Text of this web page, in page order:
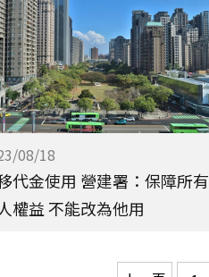
08/18
代金使用 營建署：保障所有
權益 不能改為他用